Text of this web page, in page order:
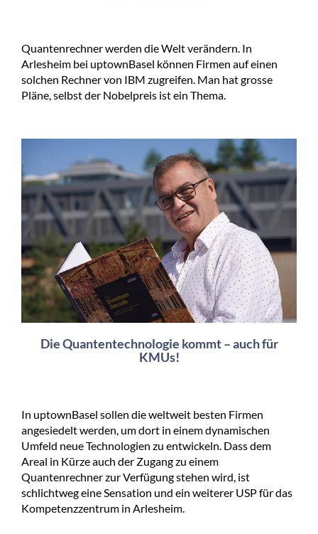
Quantenrechner werden die Welt verändern. In
Arlesheim bei uptownBasel können Firmen auf einen
solchen Rechner von IBM zugreifen. Man hat grosse
Pläne, selbst der Nobelpreis ist ein Thema.
Die Quantentechnologie kommt – auch für
KMUs!
In uptownBasel sollen die weltweit besten Firmen
angesiedelt werden, um dort in einem dynamischen
Umfeld neue Technologien zu entwickeln. Dass dem
Areal in Kürze auch der Zugang zu einem
Quantenrechner zur Verfügung stehen wird, ist
schlichtweg eine Sensation und ein weiterer USP für das
Kompetenzzentrum in Arlesheim.